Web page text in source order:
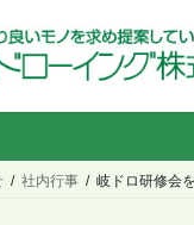
社内行事 岐ドロ研修会